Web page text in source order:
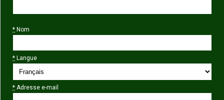
* Nom
* Langue
* Adresse e-mail